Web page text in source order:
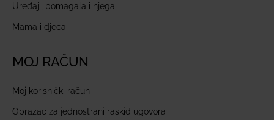
Uređaji, pomagala i njega
Mama i djeca
MOJ RAČUN
Moj korisnički račun
Obrazac za jednostrani raskid ugovora